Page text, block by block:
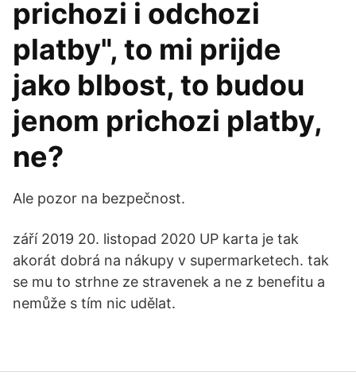
prichozi i odchozi
platby", to mi prijde
jako blbost, to budou
jenom prichozi platby,
ne?
Ale pozor na bezpečnost.
září 2019 20. listopad 2020 UP karta je tak
akorát dobrá na nákupy v supermarketech. tak
se mu to strhne ze stravenek a ne z benefitu a
nemůže s tím nic udělat.